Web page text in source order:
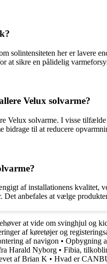
solintensiteten her er lavere
at sikre en pålidelig
Velux solvarme?
Velux solvarme. I visse
til at reducere
af installationens kvalitet,
Det anbefales at vælge
at vide om svinghjul og
af køretøjer og
af navigon • Opbygning
Harald Nyborg • Fibia,
af Brian K • Hvad er